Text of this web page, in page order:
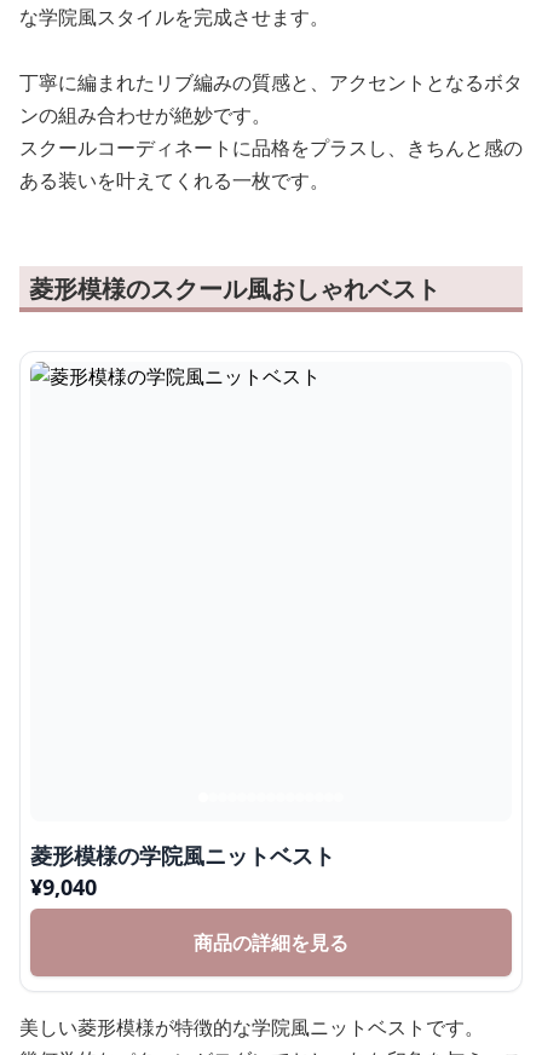
な学院風スタイルを完成させます。
丁寧に編まれたリブ編みの質感と、アクセントとなるボタ
ンの組み合わせが絶妙です。
スクールコーディネートに品格をプラスし、きちんと感の
ある装いを叶えてくれる一枚です。
菱形模様のスクール風おしゃれベスト
菱形模様の学院風ニットベスト
¥9,040
商品の詳細を見る
美しい菱形模様が特徴的な学院風ニットベストです。